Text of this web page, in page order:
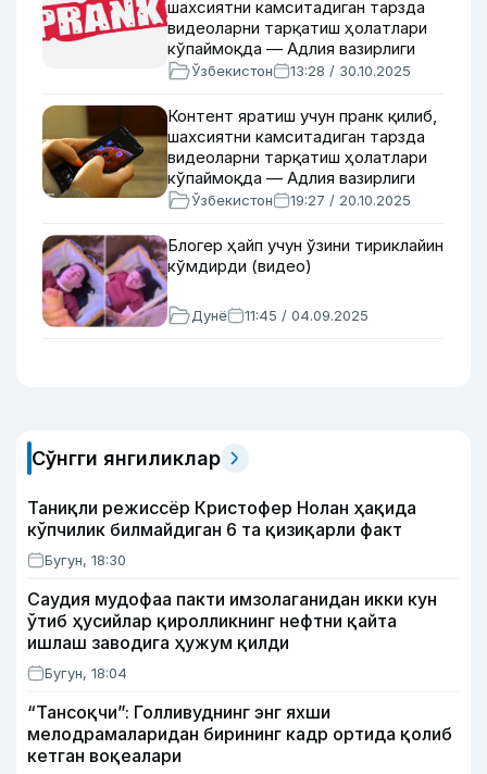
шахсиятни камситадиган тарзда
видеоларни тарқатиш ҳолатлари
кўпаймоқда — Адлия вазирлиги
Ўзбекистон 13:28 / 30.10.2025
Контент яратиш учун пранк қилиб,
шахсиятни камситадиган тарзда
видеоларни тарқатиш ҳолатлари
кўпаймоқда — Адлия вазирлиги
Ўзбекистон 19:27 / 20.10.2025
Блогер ҳайп учун ўзини тириклайин
кўмдирди (видео)
Дунё 11:45 / 04.09.2025
Сўнгги янгиликлар
Таниқли режиссёр Кристофер Нолан ҳақида
кўпчилик билмайдиган 6 та қизиқарли факт
Бугун, 18:30
Саудия мудофаа пакти имзолаганидан икки кун
ўтиб ҳусийлар қиролликнинг нефтни қайта
ишлаш заводига ҳужум қилди
Бугун, 18:04
“Тансоқчи”: Голливуднинг энг яхши
мелодрамаларидан бирининг кадр ортида қолиб
кетган воқеалари